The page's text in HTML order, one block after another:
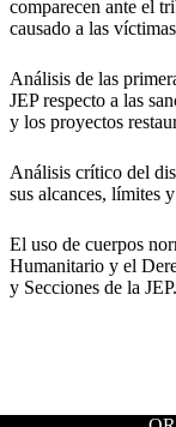
comparecen ante el
causado a las
Análisis de las
JEP respecto a las
y los proyectos
Análisis crítico del
sus alcances, límites
El uso de cuerpos
Humanitario y el
y Secciones de la JEP.